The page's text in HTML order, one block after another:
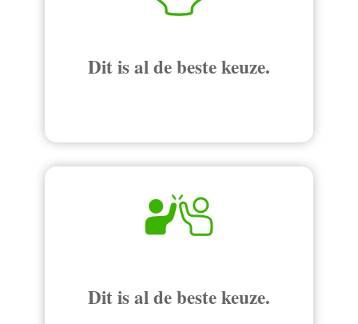
Dit is al de beste keuze.
Dit is al de beste keuze.